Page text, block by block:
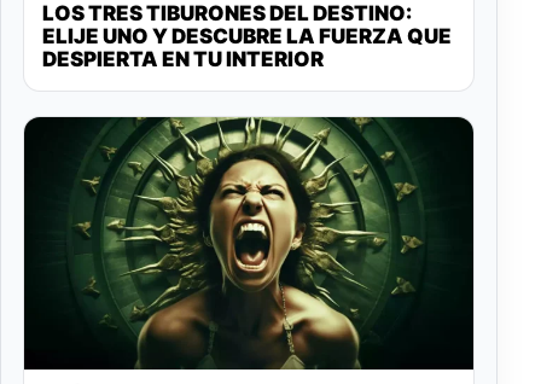
LOS TRES TIBURONES DEL DESTINO:
ELIJE UNO Y DESCUBRE LA FUERZA QUE
DESPIERTA EN TU INTERIOR